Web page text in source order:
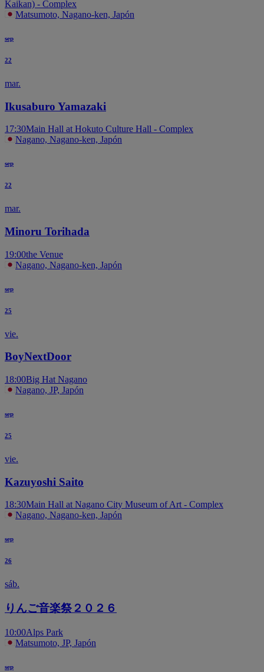
Kaikan) - Complex
Matsumoto, Nagano-ken, Japón
sep
22
mar.
Ikusaburo Yamazaki
17:30Main Hall at Hokuto Culture Hall - Complex
Nagano, Nagano-ken, Japón
sep
22
mar.
Minoru Torihada
19:00the Venue
Nagano, Nagano-ken, Japón
sep
25
vie.
BoyNextDoor
18:00Big Hat Nagano
Nagano, JP, Japón
sep
25
vie.
Kazuyoshi Saito
18:30Main Hall at Nagano City Museum of Art - Complex
Nagano, Nagano-ken, Japón
sep
26
sáb.
りんご音楽祭２０２６
10:00Alps Park
Matsumoto, JP, Japón
sep